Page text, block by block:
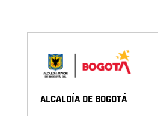
ALCALDÍA DE BOGOTÁ